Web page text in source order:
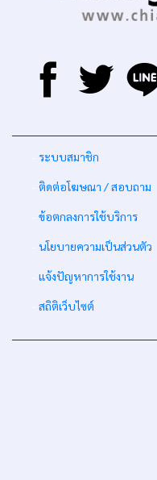
ระบบสมาชิก
ติดต่อโฆษณา / สอบถาม
ข้อตกลงการใช้บริการ
นโยบายความเป็นส่วนตัว
แจ้งปัญหาการใช้งาน
สถิติเว็บไซต์